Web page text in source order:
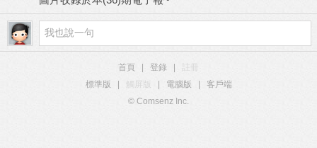
首頁 登錄
標準版
觸屏版 電腦版
客戶端
© Comsenz Inc.